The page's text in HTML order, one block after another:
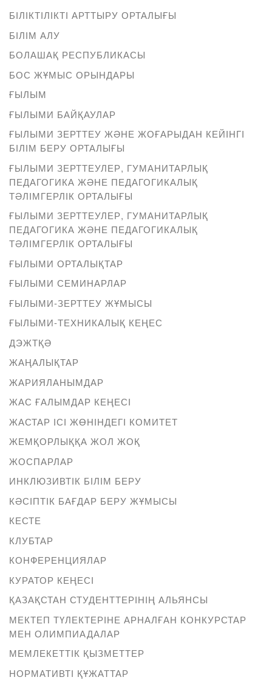
БІЛІКТІЛІКТІ АРТТЫРУ ОРТАЛЫҒЫ
БІЛІМ АЛУ
БОЛАШАҚ РЕСПУБЛИКАСЫ
БОС ЖҰМЫС ОРЫНДАРЫ
ҒЫЛЫМ
ҒЫЛЫМИ БАЙҚАУЛАР
ҒЫЛЫМИ ЗЕРТТЕУ ЖӘНЕ ЖОҒАРЫДАН КЕЙІНГІ
БІЛІМ БЕРУ ОРТАЛЫҒЫ
ҒЫЛЫМИ ЗЕРТТЕУЛЕР, ГУМАНИТАРЛЫҚ
ПЕДАГОГИКА ЖӘНЕ ПЕДАГОГИКАЛЫҚ
ТӘЛІМГЕРЛІК ОРТАЛЫҒЫ
ҒЫЛЫМИ ЗЕРТТЕУЛЕР, ГУМАНИТАРЛЫҚ
ПЕДАГОГИКА ЖӘНЕ ПЕДАГОГИКАЛЫҚ
ТӘЛІМГЕРЛІК ОРТАЛЫҒЫ
ҒЫЛЫМИ ОРТАЛЫҚТАР
ҒЫЛЫМИ СЕМИНАРЛАР
ҒЫЛЫМИ-ЗЕРТТЕУ ЖҰМЫСЫ
ҒЫЛЫМИ-ТЕХНИКАЛЫҚ КЕҢЕС
ДЭЖТҚӘ
ЖАҢАЛЫҚТАР
ЖАРИЯЛАНЫМДАР
ЖАС ҒАЛЫМДАР КЕҢЕСІ
ЖАСТАР ІСІ ЖӨНІНДЕГІ КОМИТЕТ
ЖЕМҚОРЛЫҚҚА ЖОЛ ЖОҚ
ЖОСПАРЛАР
ИНКЛЮЗИВТІК БІЛІМ БЕРУ
КӘСІПТІК БАҒДАР БЕРУ ЖҰМЫСЫ
КЕСТЕ
КЛУБТАР
КОНФЕРЕНЦИЯЛАР
КУРАТОР КЕҢЕСІ
ҚАЗАҚСТАН СТУДЕНТТЕРІНІҢ АЛЬЯНСЫ
МЕКТЕП ТҮЛЕКТЕРІНЕ АРНАЛҒАН КОНКУРСТАР
МЕН ОЛИМПИАДАЛАР
МЕМЛЕКЕТТІК ҚЫЗМЕТТЕР
НОРМАТИВТІ ҚҰЖАТТАР